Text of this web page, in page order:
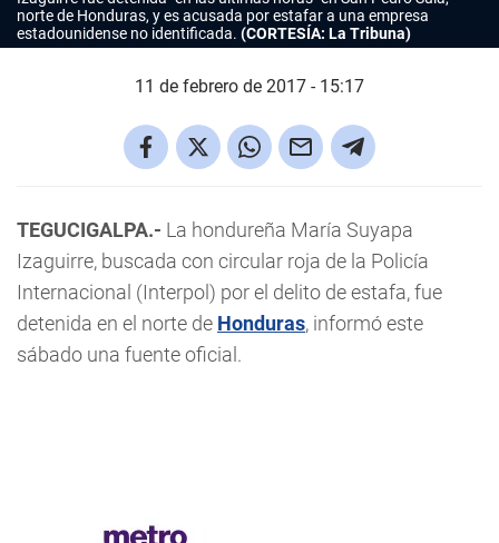
norte de Honduras, y es acusada por estafar a una empresa
estadounidense no identificada. (CORTESÍA: La Tribuna)
11 de febrero de 2017 - 15:17
TEGUCIGALPA.- La hondureña María Suyapa
Izaguirre, buscada con circular roja de la Policía
Internacional (Interpol) por el delito de estafa, fue
detenida en el norte de Honduras, informó este
sábado una fuente oficial.